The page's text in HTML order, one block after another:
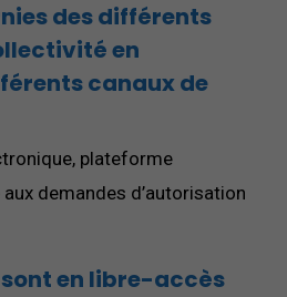
des différents
en
canaux de
plateforme
demandes d’autorisation
en libre-accès